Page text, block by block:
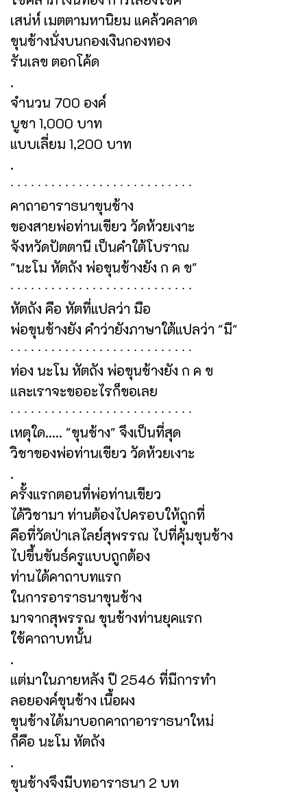
เสน่ห์ เมตตามหานิยม แคล้วคลาด
ขุนช้างนั่งบนกองเงินกองทอง
รันเลข ตอกโค้ด
.
จำนวน 700 องค์
บูชา 1,000 บาท
แบบเลี่ยม 1,200 บาท
.
∙ ∙ ∙ ∙ ∙ ∙ ∙ ∙ ∙ ∙ ∙ ∙ ∙ ∙ ∙ ∙ ∙ ∙ ∙ ∙ ∙ ∙ ∙ ∙ ∙ ∙ ∙
คาถาอาราธนาขุนช้าง
ของสายพ่อท่านเขียว วัดห้วยเงาะ
จังหวัดปัตตานี เป็นคำใต้โบราณ
"นะโม หัตถัง พ่อขุนช้างยัง ก ค ข"
∙ ∙ ∙ ∙ ∙ ∙ ∙ ∙ ∙ ∙ ∙ ∙ ∙ ∙ ∙ ∙ ∙ ∙ ∙ ∙ ∙ ∙ ∙ ∙ ∙ ∙ ∙
หัตถัง คือ หัตที่แปลว่า มือ
พ่อขุนช้างยัง คำว่ายังภาษาใต้แปลว่า "มี"
∙ ∙ ∙ ∙ ∙ ∙ ∙ ∙ ∙ ∙ ∙ ∙ ∙ ∙ ∙ ∙ ∙ ∙ ∙ ∙ ∙ ∙ ∙ ∙ ∙ ∙ ∙
ท่อง นะโม หัตถัง พ่อขุนช้างยัง ก ค ข
และเราจะขออะไรก็ขอเลย
∙ ∙ ∙ ∙ ∙ ∙ ∙ ∙ ∙ ∙ ∙ ∙ ∙ ∙ ∙ ∙ ∙ ∙ ∙ ∙ ∙ ∙ ∙ ∙ ∙ ∙ ∙
เหตุใด..... "ขุนช้าง" จึงเป็นที่สุด
วิชาของพ่อท่านเขียว วัดห้วยเงาะ
.
ครั้งแรกตอนที่พ่อท่านเขียว
ได้วิชามา ท่านต้องไปครอบให้ถูกที่
คือที่วัดป่าเลไลย์สุพรรณ ไปที่คุ้มขุนช้าง
ไปขึ้นขันธ์ครูแบบถูกต้อง
ท่านได้คาถาบทแรก
ในการอาราธนาขุนช้าง
มาจากสุพรรณ ขุนช้างท่านยุคแรก
ใช้คาถาบทนั้น
.
แต่มาในภายหลัง ปี 2546 ที่มีการทำ
ลอยองค์ขุนช้าง เนื้อผง
ขุนช้างได้มาบอกคาถาอาราธนาใหม่
ก็คือ นะโม หัตถัง
.
ขุนช้างจึงมีบทอาราธนา 2 บท